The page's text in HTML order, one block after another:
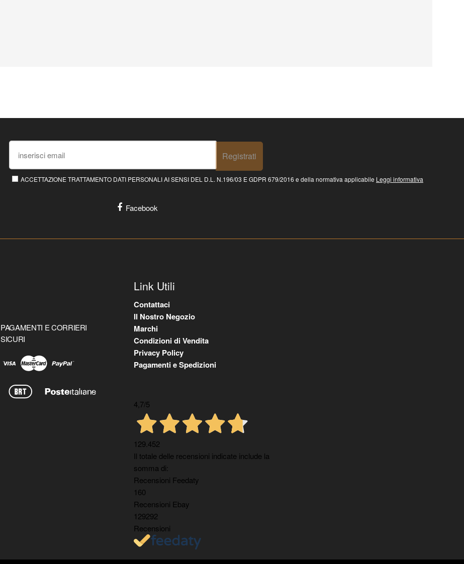
Registrati
ACCETTAZIONE TRATTAMENTO DATI PERSONALI AI SENSI DEL D.L. N.196/03 E GDPR 679/2016 e della normativa applicabile Leggi informativa
Facebook
PAGAMENTI E CORRIERI
SICURI
Link Utili
Contattaci
Il Nostro Negozio
Marchi
Condizioni di Vendita
Privacy Policy
Pagamenti e Spedizioni
4,7/5
129.452
Il totale delle recensioni indicate include la
somma di:
Recensioni Feedaty
160
Recensioni Ebay
129292
Recensioni